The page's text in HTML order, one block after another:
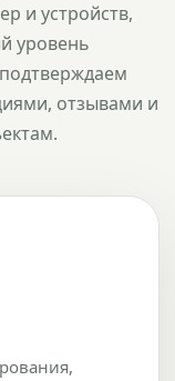
и устройств,
уровень
отзывами и